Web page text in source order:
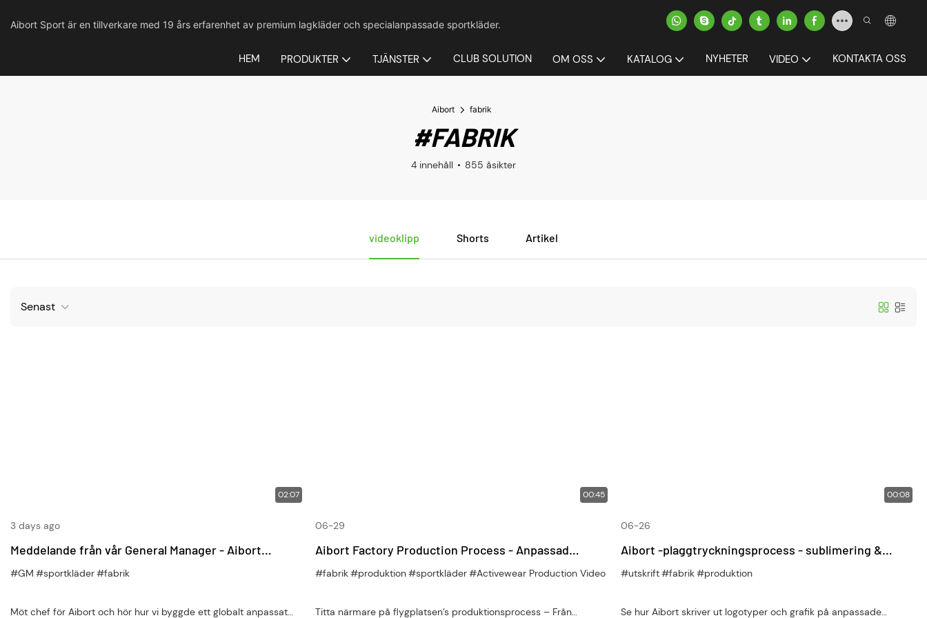
Aibort Sport är en tillverkare med 19 års erfarenhet av premium lagkläder och specialanpassade sportkläder.
HEM PRODUKTER TJÄNSTER CLUB SOLUTION OM OSS KATALOG NYHETER VIDEO KONTAKTA OSS
Aibort fabrik
#FABRIK
4 innehåll 855 åsikter
videoklipp Shorts Artikel
Senast
02:07
3 days ago
Meddelande från vår General Manager - Aibort
Leadership Behind Custom Sportswear Success
#GM #sportkläder#fabrik
Möt chef för Aibort och hör hur vi byggde ett globalt anpassat
00:45
06-29
Aibort Factory Production Process - Anpassad
tillverkning av sportkläder bakom kulisserna
#fabrik#produktion#sportkläder#Activewear Production Video
Titta närmare på flygplatsen’s produktionsprocess – Från
00:08
06-26
Aibort -plaggtryckningsprocess - sublimering &
Värmeöverföring på anpassade sportkläder
#utskrift#fabrik#produktion
Se hur Aibort skriver ut logotyper och grafik på anpassade